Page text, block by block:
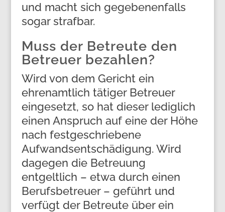
und macht sich gegebenenfalls
sogar strafbar.
Muss der Betreute den
Betreuer bezahlen?
Wird von dem Gericht ein
ehrenamtlich tätiger Betreuer
eingesetzt, so hat dieser lediglich
einen Anspruch auf eine der Höhe
nach festgeschriebene
Aufwandsentschädigung. Wird
dagegen die Betreuung
entgeltlich – etwa durch einen
Berufsbetreuer – geführt und
verfügt der Betreute über ein